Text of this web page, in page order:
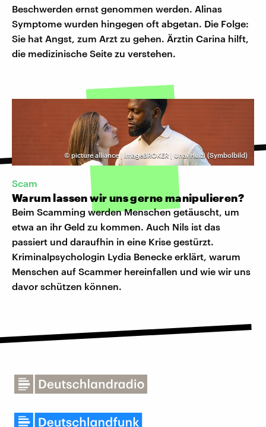
Beschwerden ernst genommen werden. Alinas
Symptome wurden hingegen oft abgetan. Die Folge:
Sie hat Angst, zum Arzt zu gehen. Ärztin Carina hilft,
die medizinische Seite zu verstehen.
©picture alliance | imageBROKER | Unai Huizi (Symbolbild)
Scam
Warum lassen wir uns gerne manipulieren?
Beim Scamming werden Menschen getäuscht, um
etwa an ihr Geld zu kommen. Auch Nils ist das
passiert und daraufhin in eine Krise gestürzt.
Kriminalpsychologin Lydia Benecke erklärt, warum
Menschen auf Scammer hereinfallen und wie wir uns
davor schützen können.